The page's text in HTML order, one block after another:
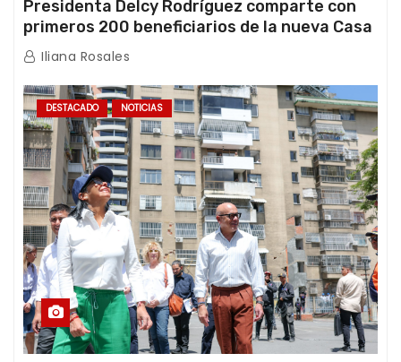
Presidenta Delcy Rodríguez comparte con
primeros 200 beneficiarios de la nueva Casa
de los Abuelos “La Primavera” en Caracas
Iliana Rosales
DESTACADO NOTICIAS